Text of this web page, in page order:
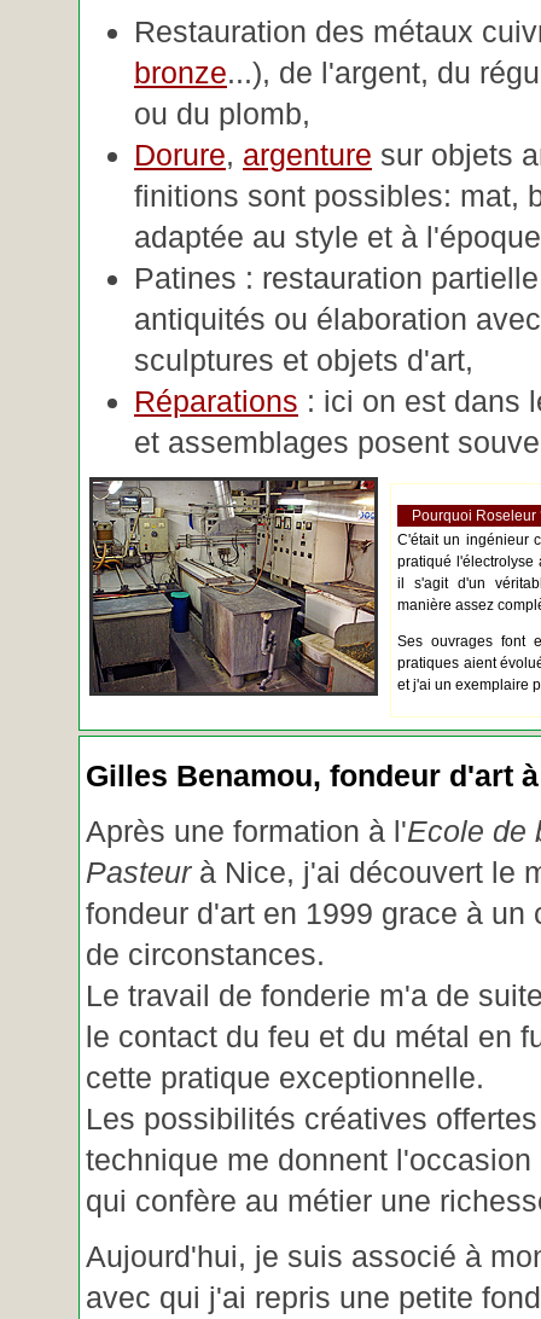
Restauration des métaux
bronze...), de l'argent, du
ou du plomb,
Dorure, argenture sur objets
finitions sont possibles: mat,
adaptée au style et à
Patines : restauration
antiquités ou élaboration
sculptures et objets d'art,
Réparations : ici on est dans
et assemblages posent
Pourquoi Roseleur
C'était un ingénieur
pratiqué l'électrolyse
il s'agit d'un
manière assez
Ses ouvrages font
pratiques aient
et j'ai un exemplaire
Gilles Benamou, fondeur d'art
Après une formation à l'Ecole de
Pasteurà Nice, j'ai découvert le
fondeur d'art en 1999 grace à un
de circonstances.
Le travail de fonderie m'a de
le contact du feu et du métal en
cette pratique exceptionnelle.
Les possibilités créatives
technique me donnent
qui confère au métier une
Aujourd'hui, je suis associé à
avec qui j'ai repris une petite